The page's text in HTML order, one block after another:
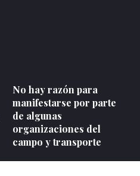
No hay razón para
manifestarse por parte
de algunas
organizaciones del
campo y transporte